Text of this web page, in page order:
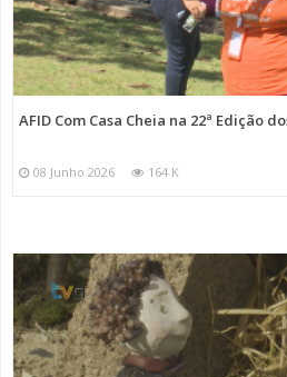
AFID Com Casa Cheia na 22ª Edição
08 Junho 2026 164 K